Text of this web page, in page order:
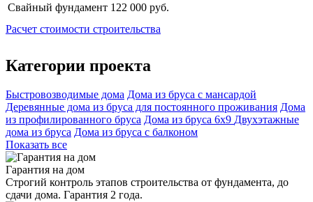
Свайный фундамент 122 000 руб.
Расчет стоимости строительства
Категории проекта
Быстровозводимые дома Дома из бруса с мансардой
Деревянные дома из бруса для постоянного проживания Дома
из профилированного бруса Дома из бруса 6х9 Двухэтажные
дома из бруса Дома из бруса с балконом
Показать все
Гарантия на дом
Строгий контроль этапов строительства от фундамента, до
сдачи дома. Гарантия 2 года.